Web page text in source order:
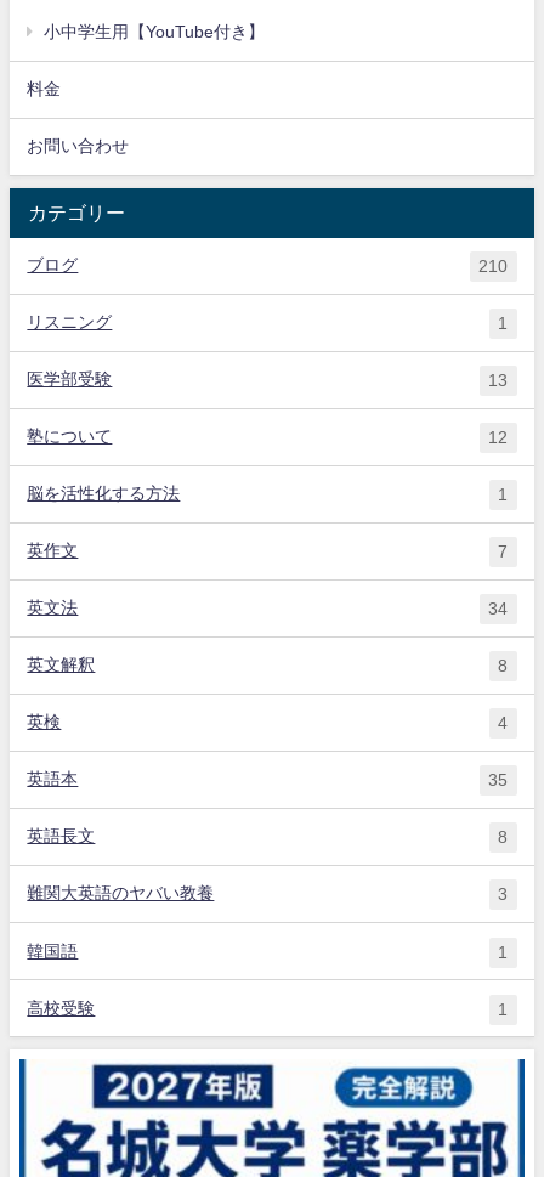
小中学生用【YouTube付き】
料金
お問い合わせ
カテゴリー
ブログ 210
リスニング 1
医学部受験 13
塾について 12
脳を活性化する方法 1
英作文 7
英文法 34
英文解釈 8
英検 4
英語本 35
英語長文 8
難関大英語のヤバい教養 3
韓国語 1
高校受験 1